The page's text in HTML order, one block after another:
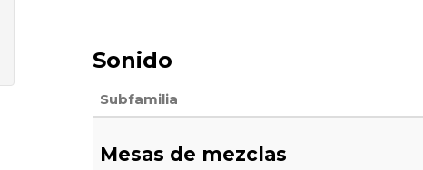
Sonido
Subfamilia
Mesas de mezclas